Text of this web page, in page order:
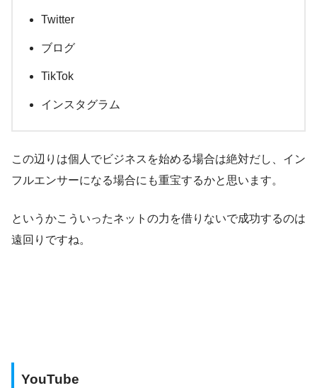
Twitter
ブログ
TikTok
インスタグラム
この辺りは個人でビジネスを始める場合は絶対だし、イン
フルエンサーになる場合にも重宝するかと思います。
というかこういったネットの力を借りないで成功するのは
遠回りですね。
YouTube